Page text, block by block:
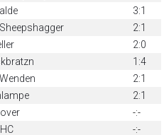
3:1
2:1
2:0
1:4
2:1
2:1
-:-
-:-